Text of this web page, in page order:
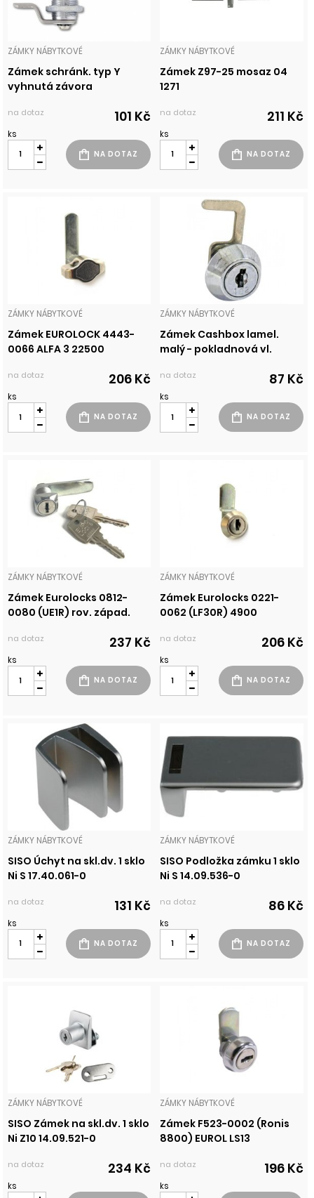
ZÁMKY NÁBYTKOVÉ
Zámek schránk. typ Y
vyhnutá závora
na dotaz 101 Kč
ks
ZÁMKY NÁBYTKOVÉ
Zámek Z97-25 mosaz 04
1271
na dotaz 211 Kč
ks
ZÁMKY NÁBYTKOVÉ
Zámek EUROLOCK 4443-
0066 ALFA 3 22500
na dotaz 206 Kč
ks
ZÁMKY NÁBYTKOVÉ
Zámek Cashbox lamel.
malý - pokladnová vl.
na dotaz 87 Kč
ks
ZÁMKY NÁBYTKOVÉ
Zámek Eurolocks 0812-
0080 (UE1R) rov. západ.
na dotaz 237 Kč
ks
ZÁMKY NÁBYTKOVÉ
Zámek Eurolocks 0221-
0062 (LF30R) 4900
na dotaz 206 Kč
ks
ZÁMKY NÁBYTKOVÉ
SISO Úchyt na skl.dv. 1 sklo
Ni S 17.40.061-0
na dotaz 131 Kč
ks
ZÁMKY NÁBYTKOVÉ
SISO Podložka zámku 1 sklo
Ni S 14.09.536-0
na dotaz 86 Kč
ks
ZÁMKY NÁBYTKOVÉ
SISO Zámek na skl.dv. 1 sklo
Ni Z10 14.09.521-0
na dotaz 234 Kč
ks
ZÁMKY NÁBYTKOVÉ
Zámek F523-0002 (Ronis
8800) EUROL LS13
na dotaz 196 Kč
ks